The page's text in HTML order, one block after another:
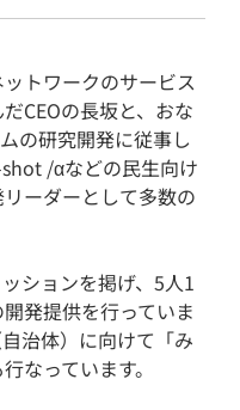
トワークのサービス
CEOの長坂と、おな
の研究開発に従事し
/αなどの民生向け
ーダーとして多数の
ションを掲げ、5人1
発提供を行っていま
治体）に向けて「み
なっています。